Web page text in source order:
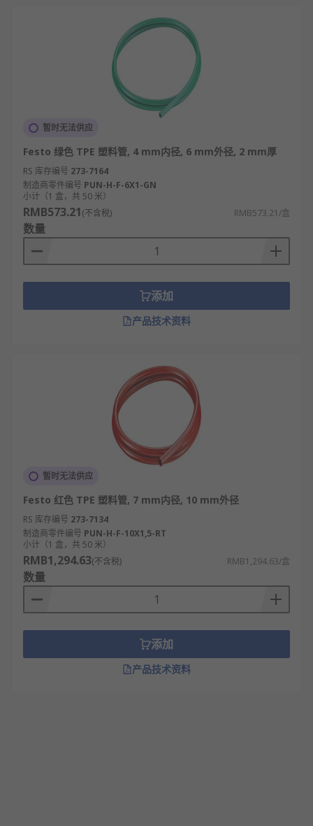
暂时无法供应
Festo 绿色 TPE 塑料管, 4 mm内径, 6 mm外径, 2 mm厚
RS 库存编号 273-7164
制造商零件编号 PUN-H-F-6X1-GN
小计（1 盒，共 50 米）
RMB573.21(不含税) RMB573.21/盒
数量
添加
产品技术资料
暂时无法供应
Festo 红色 TPE 塑料管, 7 mm内径, 10 mm外径
RS 库存编号 273-7134
制造商零件编号 PUN-H-F-10X1,5-RT
小计（1 盒，共 50 米）
RMB1,294.63(不含税) RMB1,294.63/盒
数量
添加
产品技术资料